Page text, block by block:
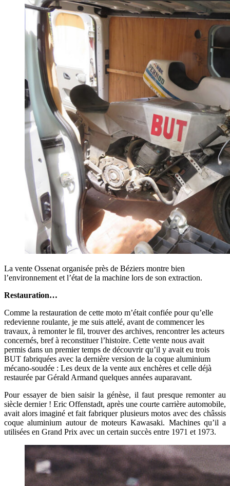
La vente Ossenat organisée près de Béziers montre bien
l’environnement et l’état de la machine lors de son extraction.
Restauration…
Comme la restauration de cette moto m’était confiée pour qu’elle
redevienne roulante, je me suis attelé, avant de commencer les
travaux, à remonter le fil, trouver des archives, rencontrer les acteurs
concernés, bref à reconstituer l’histoire. Cette vente nous avait
permis dans un premier temps de découvrir qu’il y avait eu trois
BUT fabriquées avec la dernière version de la coque aluminium
mécano-soudée : Les deux de la vente aux enchères et celle déjà
restaurée par Gérald Armand quelques années auparavant.
Pour essayer de bien saisir la génèse, il faut presque remonter au
siècle dernier ! Eric Offenstadt, après une courte carrière automobile,
avait alors imaginé et fait fabriquer plusieurs motos avec des châssis
coque aluminium autour de moteurs Kawasaki. Machines qu’il a
utilisées en Grand Prix avec un certain succès entre 1971 et 1973.